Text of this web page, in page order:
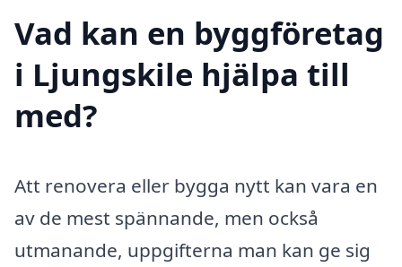
Vad kan en byggföretag
i Ljungskile hjälpa till
med?
Att renovera eller bygga nytt kan vara en
av de mest spännande, men också
utmanande, uppgifterna man kan ge sig